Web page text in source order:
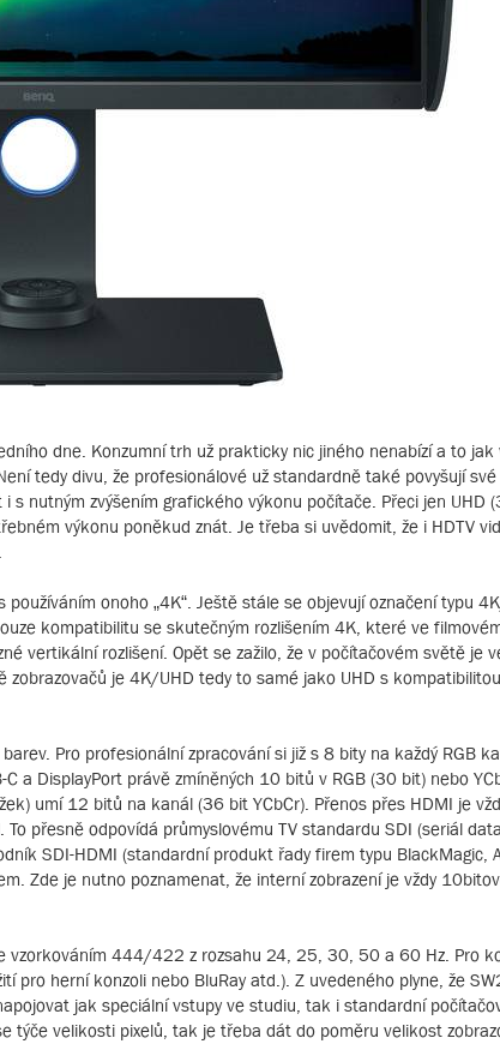
dne. Konzumní trh už prakticky nic jiného nenabízí a to
tedy divu, že profesionálové už standardně také povyšují své
s nutným zvýšením grafického výkonu počítače. Přeci jen UHD
výkonu poněkud znát. Je třeba si uvědomit, že i HDTV
onoho „4K“. Ještě stále se objevují označení typu
kompatibilitu se skutečným rozlišením 4K, které ve
vertikální rozlišení. Opět se zažilo, že v počítačovém světě je
je 4K/UHD tedy to samé jako UHD s
Pro profesionální zpracování si již s 8 bity na každý RGB
a DisplayPort právě zmíněných 10 bitů v RGB (30 bit) nebo
umí 12 bitů na kanál (36 bit YCbCr). Přenos přes HDMI je
přesně odpovídá průmyslovému TV standardu SDI (seriál
SDI-HDMI (standardní produkt řady firem typu BlackMagic,
Zde je nutno poznamenat, že interní zobrazení je vždy
vzorkováním 444/422 z rozsahu 24, 25, 30, 50 a 60 Hz. Pro
pro herní konzoli nebo BluRay atd.). Z uvedeného plyne, že
jak speciální vstupy ve studiu, tak i standardní
týče velikosti pixelů, tak je třeba dát do poměru velikost